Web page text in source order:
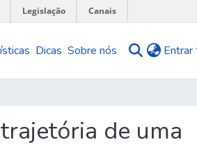
Legislação Canais
Dicas Sobre nós Entrar
de uma